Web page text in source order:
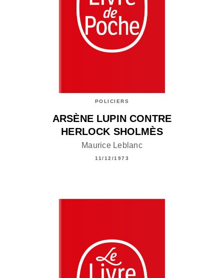
POLICIERS
ARSÈNE LUPIN CONTRE
HERLOCK SHOLMÈS
Maurice Leblanc
11/12/1973